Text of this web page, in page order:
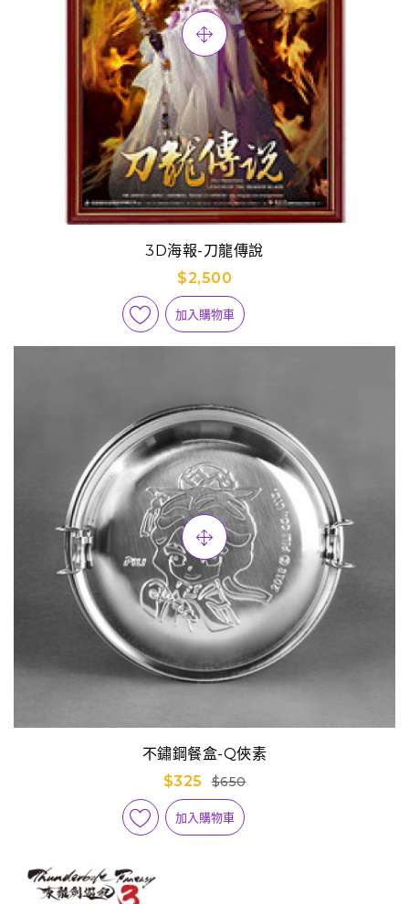
3D海報-刀龍傳說
$2,500
加入購物車
不鏽鋼餐盒-Q俠素
$325
$650
加入購物車